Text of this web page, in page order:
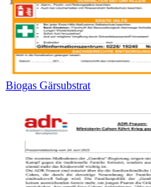
Biogas Gärsubstrat